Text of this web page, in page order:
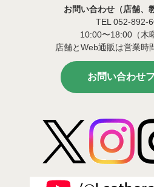
お問い合わせ（店舗、
TEL 052-892-
10:00〜18:00（木
店舗とWeb通販は営業時
お問い合わせ